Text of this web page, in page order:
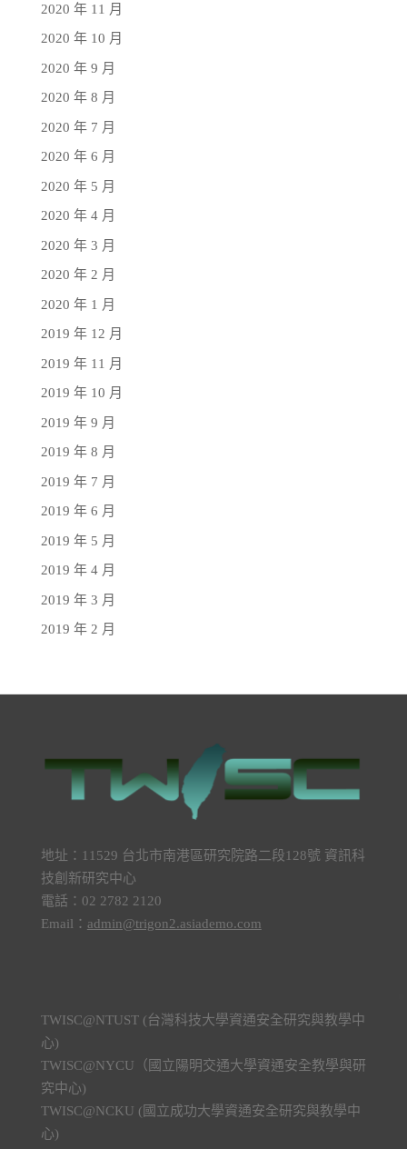
2020 年 11 月
2020 年 10 月
2020 年 9 月
2020 年 8 月
2020 年 7 月
2020 年 6 月
2020 年 5 月
2020 年 4 月
2020 年 3 月
2020 年 2 月
2020 年 1 月
2019 年 12 月
2019 年 11 月
2019 年 10 月
2019 年 9 月
2019 年 8 月
2019 年 7 月
2019 年 6 月
2019 年 5 月
2019 年 4 月
2019 年 3 月
2019 年 2 月
地址：11529 台北市南港區研究院路二段128號 資訊科
技創新研究中心
電話：02 2782 2120
Email： admin@trigon2.asiademo.com
TWISC@NTUST (台灣科技大學資通安全研究與教學中
心)
TWISC@NYCU（國立陽明交通大學資通安全教學與研
究中心)
TWISC@NCKU (國立成功大學資通安全研究與教學中
心)